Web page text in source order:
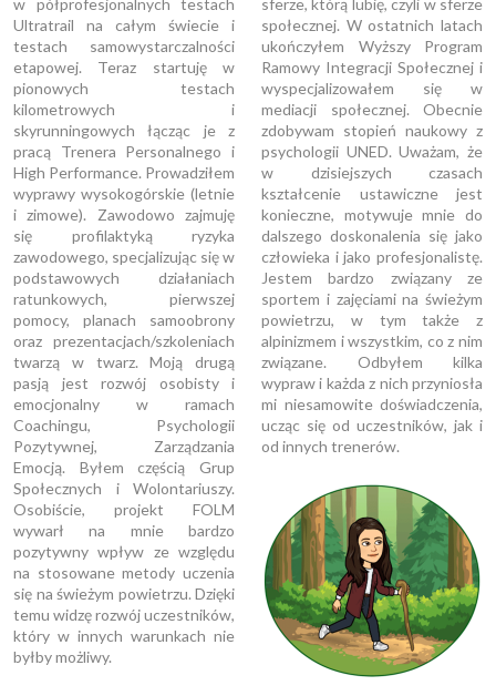
Ultratrail na całym świecie i
testach samowystarczalności
etapowej. Teraz startuję w
pionowych testach
kilometrowych i
skyrunningowych łącząc je z
pracą Trenera Personalnego i
High Performance. Prowadziłem
wyprawy wysokogórskie (letnie
i zimowe). Zawodowo zajmuję
się profilaktyką ryzyka
zawodowego, specjalizując się w
podstawowych działaniach
ratunkowych, pierwszej
pomocy, planach samoobrony
oraz prezentacjach/szkoleniach
twarzą w twarz. Moją drugą
pasją jest rozwój osobisty i
emocjonalny w ramach
Coachingu, Psychologii
Pozytywnej, Zarządzania
Emocją. Byłem częścią Grup
Społecznych i Wolontariuszy.
Osobiście, projekt FOLM
wywarł na mnie bardzo
pozytywny wpływ ze względu
na stosowane metody uczenia
się na świeżym powietrzu. Dzięki
temu widzę rozwój uczestników,
który w innych warunkach nie
byłby możliwy.
społecznej. W ostatnich latach
ukończyłem Wyższy Program
Ramowy Integracji Społecznej i
wyspecjalizowałem się w
mediacji społecznej. Obecnie
zdobywam stopień naukowy z
psychologii UNED. Uważam, że
w dzisiejszych czasach
kształcenie ustawiczne jest
konieczne, motywuje mnie do
dalszego doskonalenia się jako
człowieka i jako profesjonalistę.
Jestem bardzo związany ze
sportem i zajęciami na świeżym
powietrzu, w tym także z
alpinizmem i wszystkim, co z nim
związane. Odbyłem kilka
wypraw i każda z nich przyniosła
mi niesamowite doświadczenia,
ucząc się od uczestników, jak i
od innych trenerów.